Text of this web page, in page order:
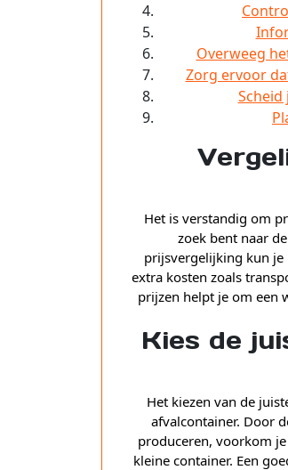
Overweeg
Zorg ervoor
Het is verstandig om
zoek bent naar
prijsvergelijking kun je
extra kosten zoals
prijzen helpt je om een
Kies de
Het kiezen van de
afvalcontainer. Door
produceren, voorkom
kleine container. Een